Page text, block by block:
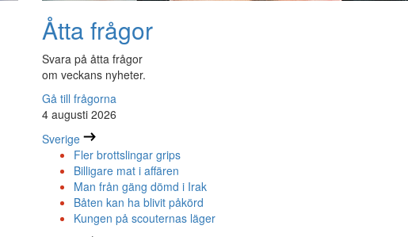
Åtta frågor
Svara på åtta frågor
om veckans nyheter.
Gå till frågorna
4 augusti 2026
Sverige
Fler brottslingar grips
Billigare mat i affären
Man från gäng dömd i Irak
Båten kan ha blivit påkörd
Kungen på scouternas läger